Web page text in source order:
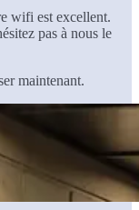
wifi est excellent.
pas à nous le
maintenant.